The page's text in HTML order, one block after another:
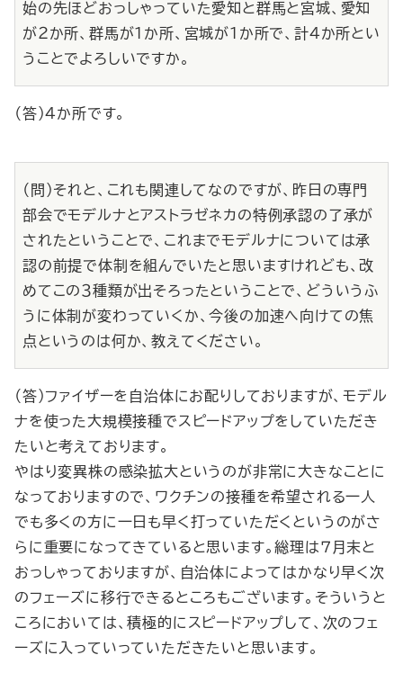
始の先ほどおっしゃっていた愛知と群馬と宮城、愛知
が２か所、群馬が１か所、宮城が１か所で、計４か所とい
うことでよろしいですか。
（答）４か所です。
（問）それと、これも関連してなのですが、昨日の専門
部会でモデルナとアストラゼネカの特例承認の了承が
されたということで、これまでモデルナについては承
認の前提で体制を組んでいたと思いますけれども、改
めてこの３種類が出そろったということで、どういうふ
うに体制が変わっていくか、今後の加速へ向けての焦
点というのは何か、教えてください。
（答）ファイザーを自治体にお配りしておりますが、モデル
ナを使った大規模接種でスピードアップをしていただき
たいと考えております。
やはり変異株の感染拡大というのが非常に大きなことに
なっておりますので、ワクチンの接種を希望される一人
でも多くの方に一日も早く打っていただくというのがさ
らに重要になってきていると思います。総理は７月末と
おっしゃっておりますが、自治体によってはかなり早く次
のフェーズに移行できるところもございます。そういうと
ころにおいては、積極的にスピードアップして、次のフェ
ーズに入っていっていただきたいと思います。